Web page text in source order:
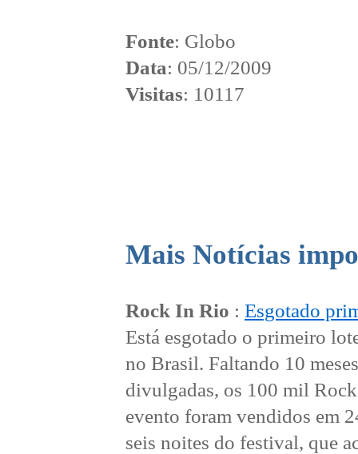
Fonte: Globo
Data: 05/12/2009
Visitas: 10117
Mais Notícias
Rock In Rio : Esgotado
Está esgotado o primeiro
no Brasil. Faltando 10
divulgadas, os 100 mil
evento foram vendidos em
seis noites do festival, que